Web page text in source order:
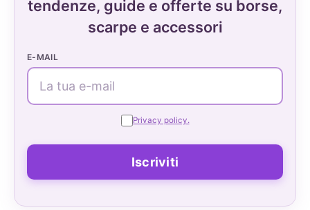
tendenze, guide e offerte su borse,
scarpe e accessori
E-MAIL
Privacy policy.